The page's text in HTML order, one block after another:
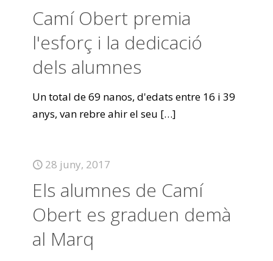
Camí Obert premia
l'esforç i la dedicació
dels alumnes
Un total de 69 nanos, d'edats entre 16 i 39
anys, van rebre ahir el seu […]
28 juny, 2017
Els alumnes de Camí
Obert es graduen demà
al Marq